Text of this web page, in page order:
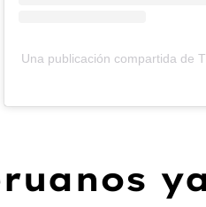
Una publicación compartida de